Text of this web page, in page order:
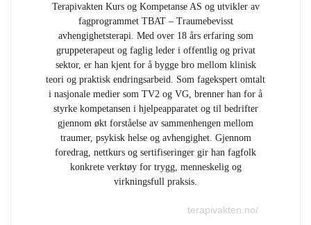
Terapivakten Kurs og Kompetanse AS og utvikler av
fagprogrammet TBAT – Traumebevisst
avhengighetsterapi. Med over 18 års erfaring som
gruppeterapeut og faglig leder i offentlig og privat
sektor, er han kjent for å bygge bro mellom klinisk
teori og praktisk endringsarbeid. Som fagekspert omtalt
i nasjonale medier som TV2 og VG, brenner han for å
styrke kompetansen i hjelpeapparatet og til bedrifter
gjennom økt forståelse av sammenhengen mellom
traumer, psykisk helse og avhengighet. Gjennom
foredrag, nettkurs og sertifiseringer gir han fagfolk
konkrete verktøy for trygg, menneskelig og
virkningsfull praksis.
terapivakten.no/